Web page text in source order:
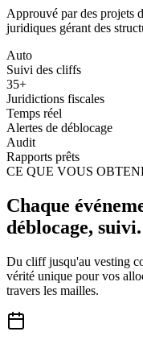
Approuvé par des projets
juridiques gérant des
Auto
Suivi des cliffs
35+
Juridictions fiscales
Temps réel
Alertes de déblocage
Audit
Rapports prêts
CE QUE VOUS
Chaque
déblocage, suivi.
Du cliff jusqu'au vesting
vérité unique pour vos
travers les mailles.